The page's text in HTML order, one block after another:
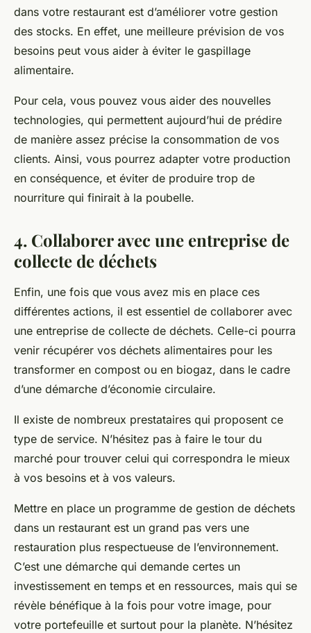
dans votre restaurant est d’améliorer votre gestion
des stocks. En effet, une meilleure prévision de vos
besoins peut vous aider à éviter le gaspillage
alimentaire.
Pour cela, vous pouvez vous aider des nouvelles
technologies, qui permettent aujourd’hui de prédire
de manière assez précise la consommation de vos
clients. Ainsi, vous pourrez adapter votre production
en conséquence, et éviter de produire trop de
nourriture qui finirait à la poubelle.
4. Collaborer avec une entreprise de
collecte de déchets
Enfin, une fois que vous avez mis en place ces
différentes actions, il est essentiel de collaborer avec
une entreprise de collecte de déchets. Celle-ci pourra
venir récupérer vos déchets alimentaires pour les
transformer en compost ou en biogaz, dans le cadre
d’une démarche d’économie circulaire.
Il existe de nombreux prestataires qui proposent ce
type de service. N’hésitez pas à faire le tour du
marché pour trouver celui qui correspondra le mieux
à vos besoins et à vos valeurs.
Mettre en place un programme de gestion de déchets
dans un restaurant est un grand pas vers une
restauration plus respectueuse de l’environnement.
C’est une démarche qui demande certes un
investissement en temps et en ressources, mais qui se
révèle bénéfique à la fois pour votre image, pour
votre portefeuille et surtout pour la planète. N’hésitez